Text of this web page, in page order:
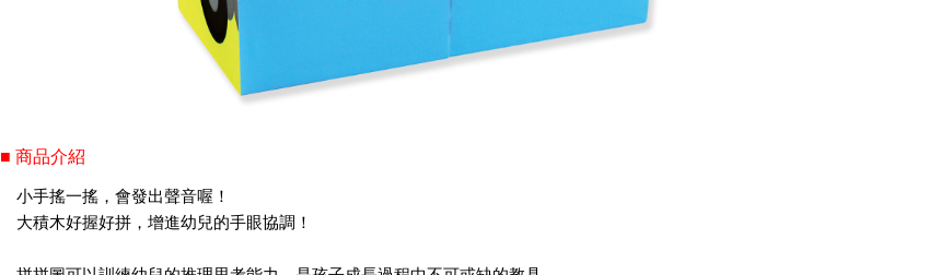
■ 商品介紹
小手搖一搖，會發出聲音喔！
大積木好握好拼，增進幼兒的手眼協調！